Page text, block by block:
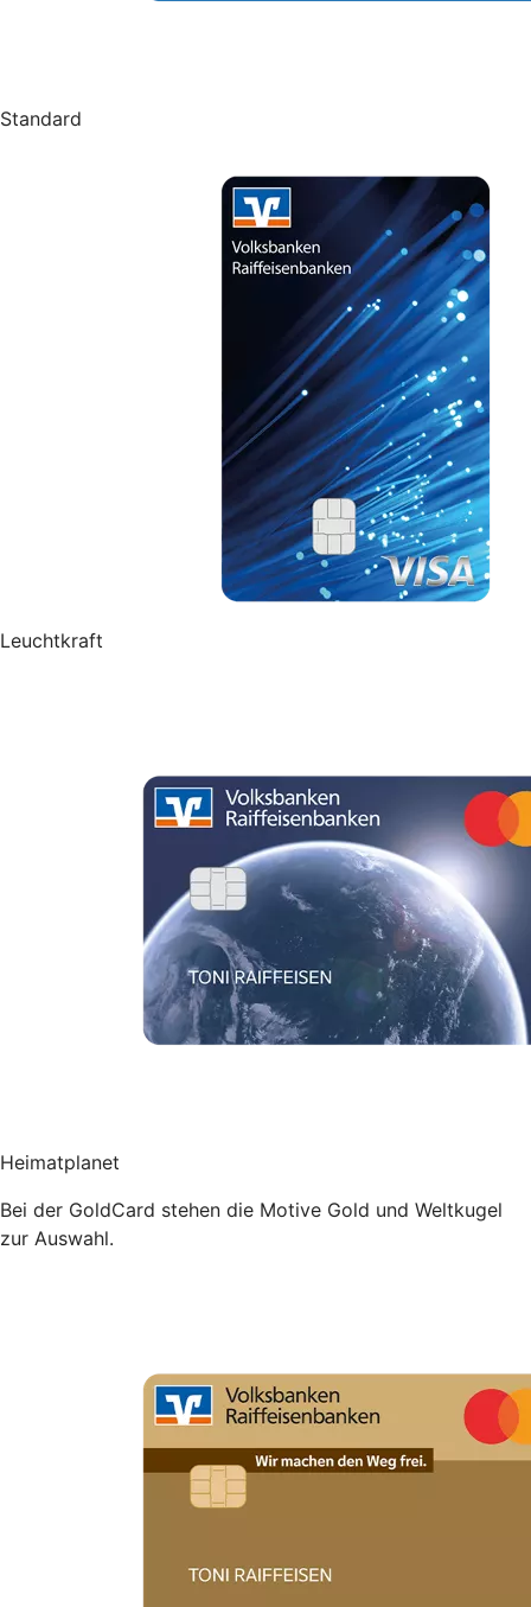
Standard
Leuchtkraft
Heimatplanet
Bei der GoldCard stehen die Motive Gold und Weltkugel
zur Auswahl.